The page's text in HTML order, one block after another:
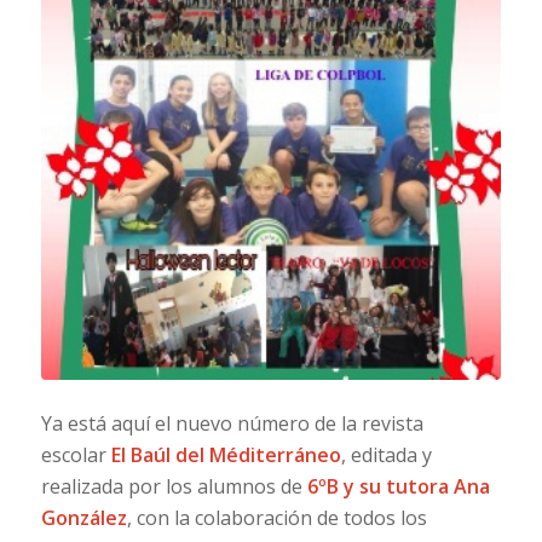
Ya está aquí el nuevo número de la revista
escolar El Baúl del Méditerráneo, editada y
realizada por los alumnos de 6ºB y su tutora Ana
González, con la colaboración de todos los